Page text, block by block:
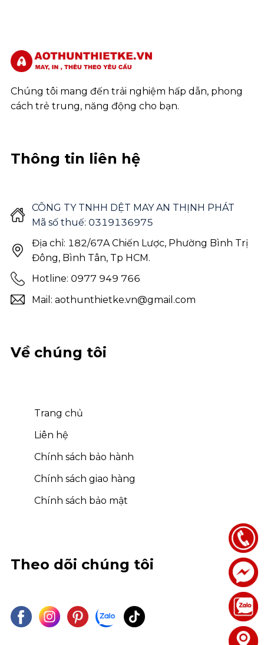
Theo dõi chúng tôi
Chúng tôi mang đến trải nghiệm hấp dẫn, phong
cách trẻ trung, năng động cho bạn.
Về chúng tôi
Trang chủ
Liên hệ
Chính sách bảo hành
Chính sách giao hàng
Chính sách bảo mật
Thông tin liên hệ
Hotline: 0977 949 766
Mail: aothunthietke.vn@gmail.com
Địa chỉ: 182/67A Chiến Lược, Phường Bình Trị
Đông, Bình Tân, Tp HCM.
CÔNG TY TNHH DỆT MAY AN THỊNH PHÁT
Mã số thuế: 0319136975